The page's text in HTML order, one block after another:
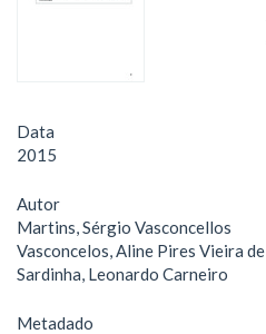
Data
2015
Autor
Martins, Sérgio Vasconcellos
Vasconcelos, Aline Pires Vieira de
Sardinha, Leonardo Carneiro
Metadado